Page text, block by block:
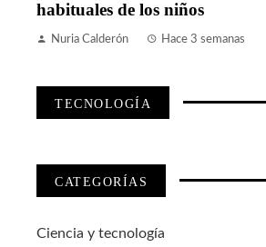
habituales de los niños
Nuria Calderón Hace 3 semanas
TECNOLOGÍA
CATEGORÍAS
Ciencia y tecnología